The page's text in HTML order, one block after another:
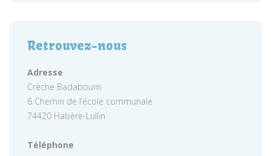
Retrouvez-nous
Adresse
Crèche Badaboum
6 Chemin de l’école communale
74420 Habère-Lullin
Téléphone